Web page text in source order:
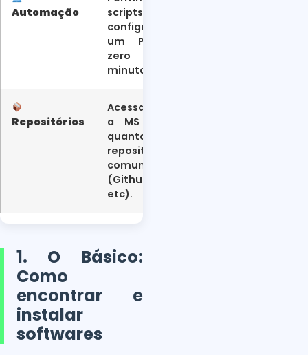
Automação
scripts para
configurar
um PC do
zero em
minutos.
Repositórios
Acessa tanto
a MS Store
quanto
repositórios
comunitários
(Github,
etc).
1. O Básico:
Como
encontrar e
instalar
softwares